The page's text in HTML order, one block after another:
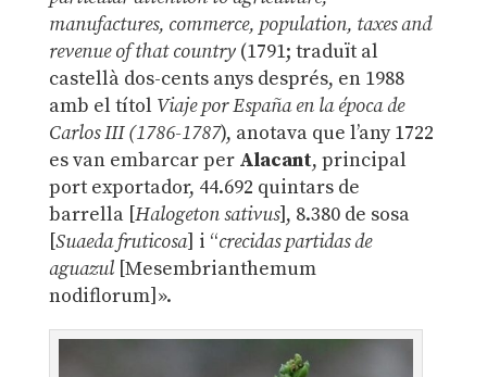
manufactures, commerce, population, taxes and
revenue of that country(1791; traduït al
castellà dos-cents anys després, en 1988
amb el títol Viaje por España en la época de
Carlos III (1786-1787), anotava que l’any 1722
es van embarcar per Alacant, principal
port exportador, 44.692 quintars de
barrella [Halogeton sativus], 8.380 de sosa
[Suaeda fruticosa] i “crecidas partidas de
aguazul[Mesembrianthemum
nodiflorum]».